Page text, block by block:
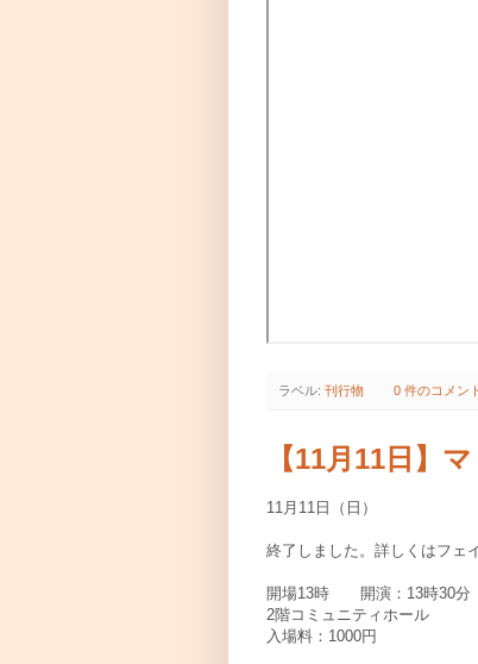
ラベル: 刊行物 0 件のコメン
【11月11日】
11月11日（日）
終了しました。詳しくはフェ
開場13時 開演：13時30分
2階コミュニティホール
入場料：1000円